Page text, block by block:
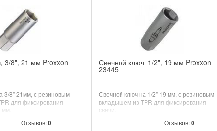
3/8", 21 мм Proxxon
3/8” 21мм, с резиновым
для фиксирования
Отзывов:0
Свечной ключ, 1/2", 19 мм Proxxon
23445
Свечной ключ на 1/2” 19 мм, с резиновым
вкладышем из TPR для фиксирования
свечи.
Отзывов:0